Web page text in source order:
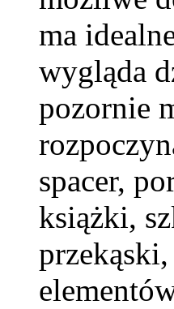
ma
wygląda
pozornie
spacer,
książki,